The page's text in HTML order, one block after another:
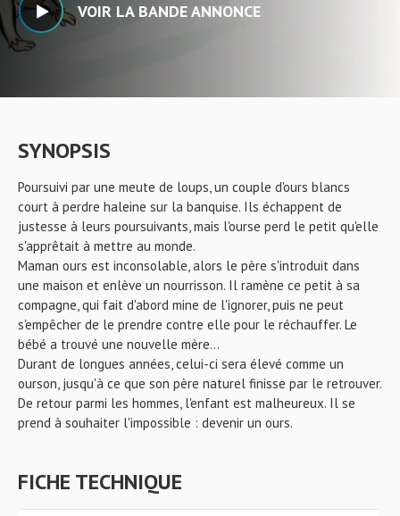
VOIR LA BANDE ANNONCE
SYNOPSIS
Poursuivi par une meute de loups, un couple d'ours blancs
court à perdre haleine sur la banquise. Ils échappent de
justesse à leurs poursuivants, mais l'ourse perd le petit qu'elle
s'apprêtait à mettre au monde.
Maman ours est inconsolable, alors le père s'introduit dans
une maison et enlève un nourrisson. Il ramène ce petit à sa
compagne, qui fait d'abord mine de l'ignorer, puis ne peut
s'empêcher de le prendre contre elle pour le réchauffer. Le
bébé a trouvé une nouvelle mère...
Durant de longues années, celui-ci sera élevé comme un
ourson, jusqu'à ce que son père naturel finisse par le retrouver.
De retour parmi les hommes, l'enfant est malheureux. Il se
prend à souhaiter l'impossible : devenir un ours.
FICHE TECHNIQUE